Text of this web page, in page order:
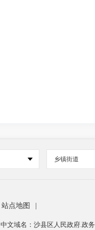
乡镇街道
站点地图
中文域名：沙县区人民政府.政务